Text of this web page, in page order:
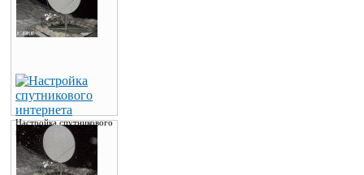
Настройка спутникового
интернета